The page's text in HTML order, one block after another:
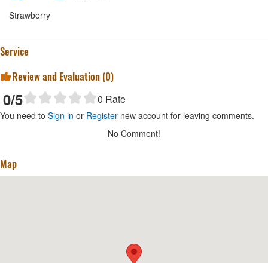
Strawberry
Service
Review and Evaluation (0)
0/5 0 Rate
You need to Sign in or Register new account for leaving comments.
No Comment!
Map